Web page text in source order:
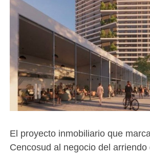
El proyecto inmobiliario que
Cencosud al negocio del arriendo